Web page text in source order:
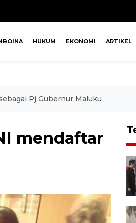
HUKUM EKONOMI ARTIKEL
Pj Gubernur Maluku
mendaftar